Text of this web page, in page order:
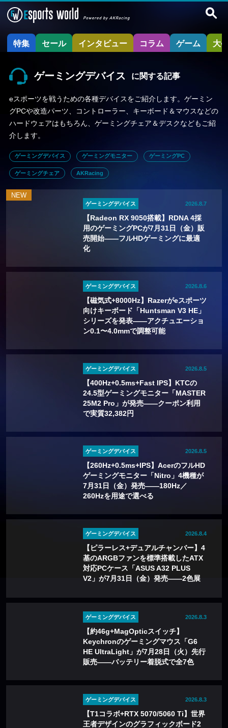
特集 セール インタビュー コラム ゲーム 大
ゲーミングデバイス に関する記事
eスポーツを戦うための各種デバイスをご紹介します。ゲーミン
グPCや改造パーツ、コントローラー、キーボード＆マウスなどの
ハードウェアはもちろん、ゲーミングチェア＆デスクなどもご紹
介します。
ゲーミングデバイス ゲーミングモニター ゲーミングPC
ゲーミングチェア AKRacing
ゲーミングデバイス 2026.8.7
【Radeon RX 9050搭載】RDNA 4採
用のゲーミングPCが7月31日（金）販
売開始——フルHDゲーミングに最適
化
ゲーミングデバイス 2026.8.6
【磁気式+8000Hz】Razerがeスポーツ
向けキーボード「Huntsman V3 HE」
シリーズを発表——アクチュエーショ
ン0.1〜4.0mmで調整可能
ゲーミングデバイス 2026.8.5
【400Hz+0.5ms+Fast IPS】KTCの
24.5型ゲーミングモニター「MASTER
25M2 Pro」が発売——クーポン利用
で実質32,382円
ゲーミングデバイス 2026.8.5
【260Hz+0.5ms+IPS】AcerのフルHD
ゲーミングモニター「Nitro」4機種が
7月31日（金）発売——180Hz／
260Hzを用途で選べる
ゲーミングデバイス 2026.8.4
【ピラーレス+デュアルチャンバー】4
基のARGBファンを標準搭載したATX
対応PCケース「ASUS A32 PLUS
V2」が7月31日（金）発売——2色展
ゲーミングデバイス 2026.8.3
【約46g+MagOpticスイッチ】
Keychronのゲーミングマウス「G6
HE UltraLight」が7月28日（火）先行
販売——バッテリー着脱式で全7色
ゲーミングデバイス 2026.8.3
【T1コラボ+RTX 5070/5060 Ti】世界
王者デザインのグラフィックボード2